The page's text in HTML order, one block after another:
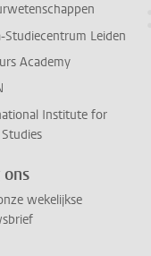
Studiecentrum Leiden
Academy
Institute for
ons
wekelijkse